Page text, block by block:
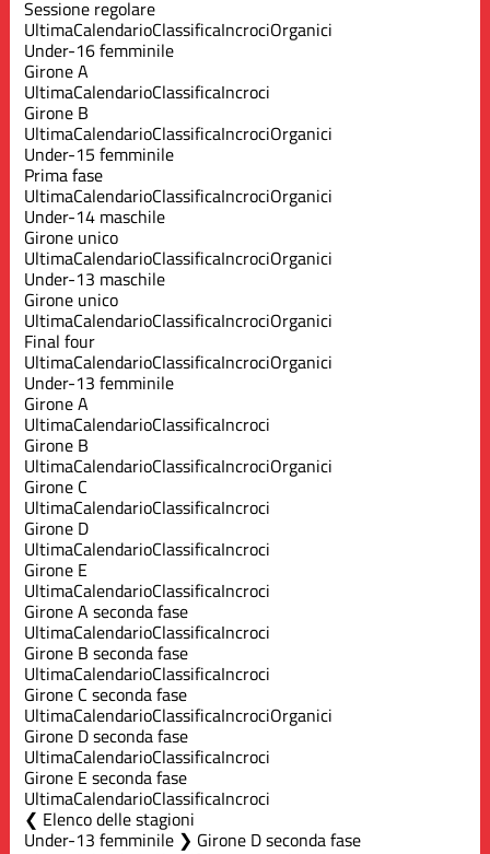
Sessione regolare
UltimaCalendarioClassificaIncrociOrganici
Under-16 femminile
Girone A
UltimaCalendarioClassificaIncroci
Girone B
UltimaCalendarioClassificaIncrociOrganici
Under-15 femminile
Prima fase
UltimaCalendarioClassificaIncrociOrganici
Under-14 maschile
Girone unico
UltimaCalendarioClassificaIncrociOrganici
Under-13 maschile
Girone unico
UltimaCalendarioClassificaIncrociOrganici
Final four
UltimaCalendarioClassificaIncrociOrganici
Under-13 femminile
Girone A
UltimaCalendarioClassificaIncroci
Girone B
UltimaCalendarioClassificaIncrociOrganici
Girone C
UltimaCalendarioClassificaIncroci
Girone D
UltimaCalendarioClassificaIncroci
Girone E
UltimaCalendarioClassificaIncroci
Girone A seconda fase
UltimaCalendarioClassificaIncroci
Girone B seconda fase
UltimaCalendarioClassificaIncroci
Girone C seconda fase
UltimaCalendarioClassificaIncrociOrganici
Girone D seconda fase
UltimaCalendarioClassificaIncroci
Girone E seconda fase
UltimaCalendarioClassificaIncroci
Elenco delle stagioni
Under-13 femminile ❯ Girone D seconda fase